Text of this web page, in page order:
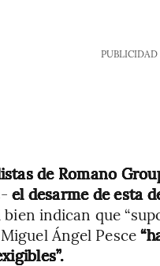
PUBLICIDAD
de Romano
el desarme de esta
bien indican que
Ángel Pesce